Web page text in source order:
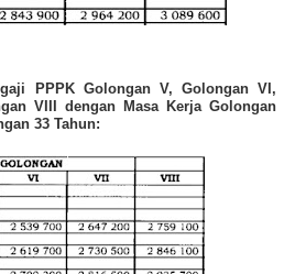
PPPK Golongan V, Golongan VI,
VIII dengan Masa Kerja Golongan
33 Tahun: